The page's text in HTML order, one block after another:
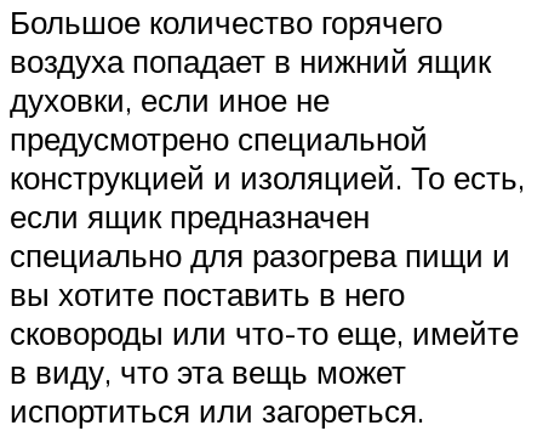
Большое количество горячего
воздуха попадает в нижний ящик
духовки, если иное не
предусмотрено специальной
конструкцией и изоляцией. То есть,
если ящик предназначен
специально для разогрева пищи и
вы хотите поставить в него
сковороды или что-то еще, имейте
в виду, что эта вещь может
испортиться или загореться.